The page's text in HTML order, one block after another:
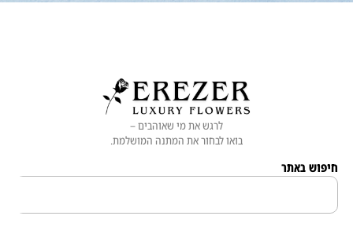
לרגש את מי שאוהבים –
בואו לבחור את המתנה המושלמת.
באתר